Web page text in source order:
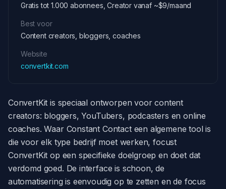
Gratis tot 1.000 abonnees, Creator vanaf ~$9/maand
Best voor
Content creators, bloggers, coaches
Website
convertkit.com
ConvertKit is speciaal ontworpen voor content
creators: bloggers, YouTubers, podcasters en online
coaches. Waar Constant Contact een algemene tool is
die voor elk type bedrijf moet werken, focust
ConvertKit op een specifieke doelgroep en doet dat
verdomd goed. De interface is schoon, de
automatisering is eenvoudig op te zetten en de focus